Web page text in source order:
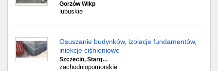
Gorzów Wlkp
lubuskie
Osuszanie budynków, izolacje fundamentów,
iniekcje ciśnieniowe
Szczecin, Starg…
zachodniopomorskie